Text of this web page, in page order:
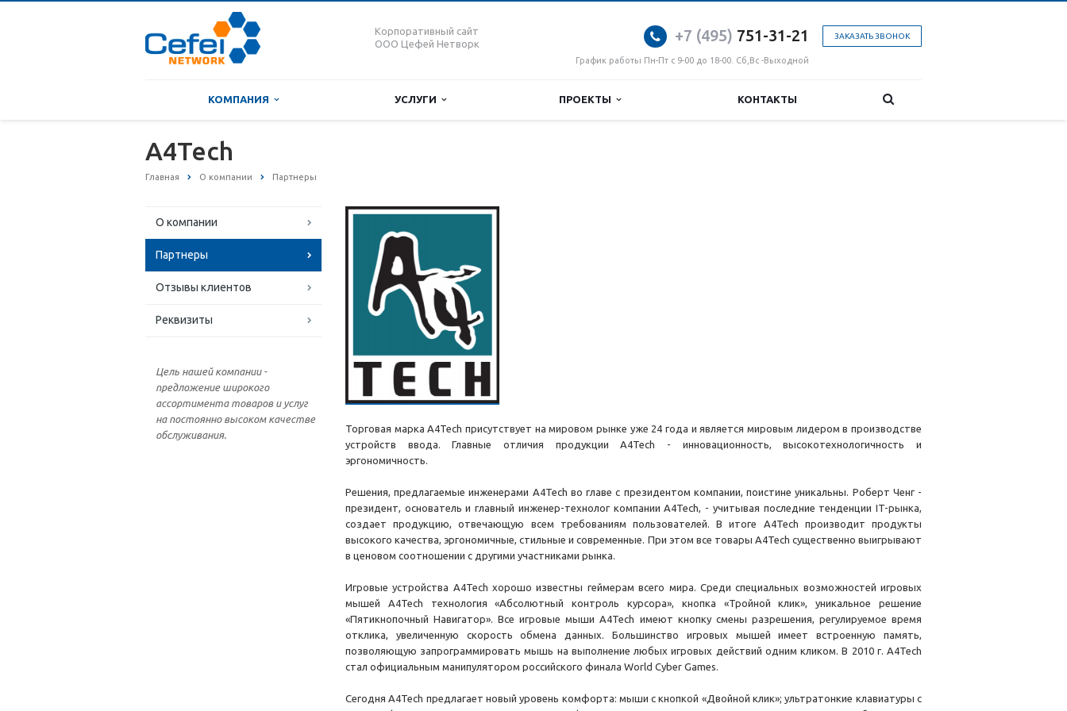
Корпоративный сайт
ООО Цефей Нетворк
ЗАКАЗАТЬ ЗВОНОК
+7 (495) 751-31-21
График работы Пн-Пт с 9-00 до 18-00. Сб,Вс -Выходной
КОМПАНИЯ УСЛУГИ ПРОЕКТЫ КОНТАКТЫ
A4Tech
Главная О компании Партнеры
О компании
Партнеры
Отзывы клиентов
Реквизиты
Цель нашей компании -
предложение широкого
ассортимента товаров и услуг
на постоянно высоком качестве
обслуживания.
Торговая марка A4Tech присутствует на мировом рынке уже 24 года и является мировым лидером в производстве
устройств ввода. Главные отличия продукции A4Tech - инновационность, высокотехнологичность и
эргономичность.
Решения, предлагаемые инженерами A4Tech во главе с президентом компании, поистине уникальны. Роберт Ченг -
президент, основатель и главный инженер-технолог компании А4Tech, - учитывая последние тенденции IT-рынка,
создает продукцию, отвечающую всем требованиям пользователей. В итоге A4Tech производит продукты
высокого качества, эргономичные, стильные и современные. При этом все товары А4Tech существенно выигрывают
в ценовом соотношении с другими участниками рынка.
Игровые устройства A4Tech хорошо известны геймерам всего мира. Среди специальных возможностей игровых
мышей A4Tech технология «Абсолютный контроль курсора», кнопка «Тройной клик», уникальное решение
«Пятикнопочный Навигатор». Все игровые мыши A4Tech имеют кнопку смены разрешения, регулируемое время
отклика, увеличенную скорость обмена данных. Большинство игровых мышей имеет встроенную память,
позволяющую запрограммировать мышь на выполнение любых игровых действий одним кликом. В 2010 г. A4Tech
стал официальным манипулятором российского финала World Cyber Games.
Сегодня А4Tech предлагает новый уровень комфорта: мыши с кнопкой «Двойной клик»; ультратонкие клавиатуры с